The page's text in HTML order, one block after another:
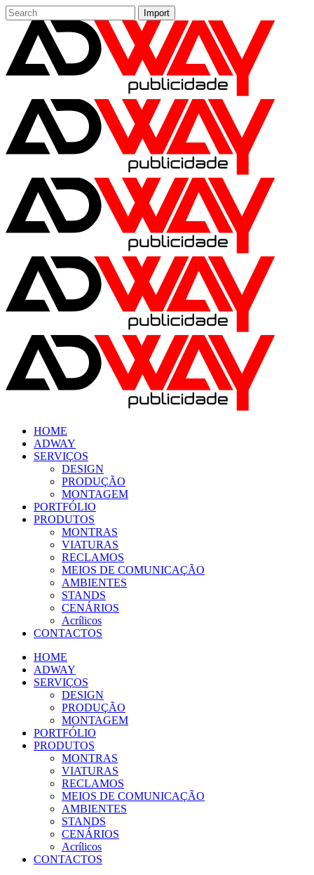
HOME
ADWAY
SERVIÇOS
DESIGN
PRODUÇÃO
MONTAGEM
PORTFÓLIO
PRODUTOS
MONTRAS
VIATURAS
RECLAMOS
MEIOS DE COMUNICAÇÃO
AMBIENTES
STANDS
CENÁRIOS
Acrílicos
CONTACTOS
HOME
ADWAY
SERVIÇOS
DESIGN
PRODUÇÃO
MONTAGEM
PORTFÓLIO
PRODUTOS
MONTRAS
VIATURAS
RECLAMOS
MEIOS DE COMUNICAÇÃO
AMBIENTES
STANDS
CENÁRIOS
Acrílicos
CONTACTOS